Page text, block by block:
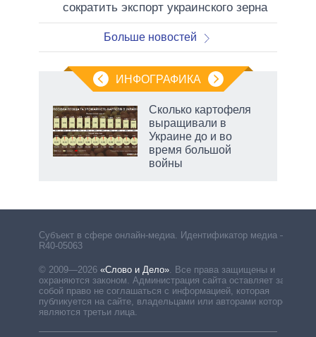
сократить экспорт украинского зерна
Больше новостей
ИНФОГРАФИКА
Сколько картофеля
выращивали в
Украине до и во
время большой
войны
Субъект в сфере онлайн-медиа. Идентификатор медиа –
R40-05063
© 2009—2026 «Слово и Дело». Все права защищены и
охраняются законом. Администрация сайта оставляет за
собой право не соглашаться с информацией, которая
публикуется на сайте, владельцами или авторами которой
являются третьи лица.